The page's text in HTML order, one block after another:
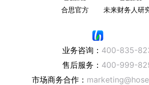
合思官方 未来财务人研
业务咨询： 400-835-
售后服务： 400-999-
市场商务合作：